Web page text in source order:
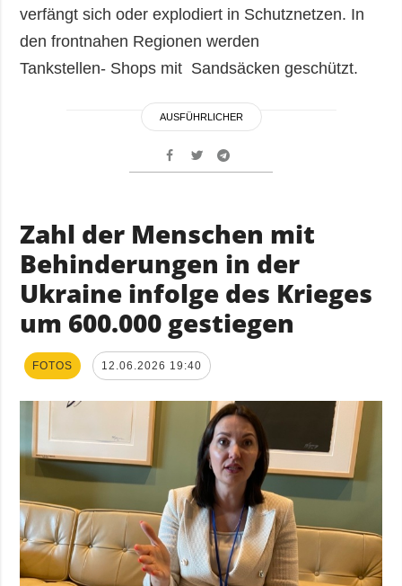
verfängt sich oder explodiert in Schutznetzen. In
den frontnahen Regionen werden
Tankstellen- Shops mit Sandsäcken geschützt.
AUSFÜHRLICHER
Zahl der Menschen mit
Behinderungen in der
Ukraine infolge des Krieges
um 600.000 gestiegen
FOTOS 12.06.2026 19:40